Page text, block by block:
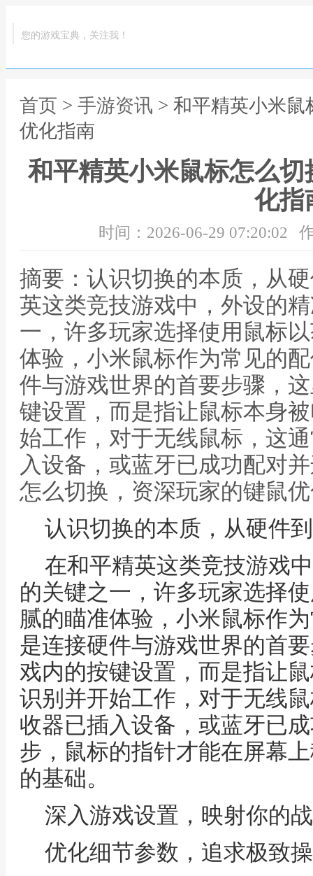
您的游戏宝典，关注我！
首页 > 手游资讯 > 和平精英小米
优化指南
和平精英小米鼠标怎么
化指
时间：2026-06-29 07:20:02
摘要：认识切换的本质，从
英这类竞技游戏中，外设的
一，许多玩家选择使用鼠标
体验，小米鼠标作为常见的
件与游戏世界的首要步骤，
键设置，而是指让鼠标本身
始工作，对于无线鼠标，这
入设备，或蓝牙已成功配对
怎么切换，资深玩家的键鼠
认识切换的本质，从硬件
在和平精英这类竞技游戏
的关键之一，许多玩家选择
腻的瞄准体验，小米鼠标作
是连接硬件与游戏世界的首
戏内的按键设置，而是指让
识别并开始工作，对于无线
收器已插入设备，或蓝牙已
步，鼠标的指针才能在屏幕
的基础。
深入游戏设置，映射你的
优化细节参数，追求极致